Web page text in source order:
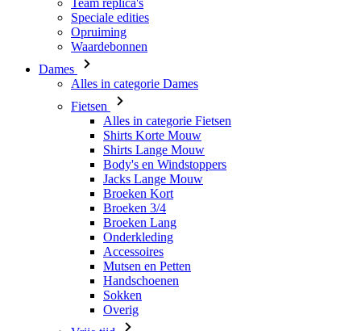
Alles in categorie Dames
Fietsen
Alles in categorie Fietsen
Shirts Lange Mouw
Body's en Windstoppers
Jacks Lange Mouw
Broeken Kort
Broeken 3/4
Broeken Lang
Onderkleding
Accessoires
Mutsen en Petten
Handschoenen
Sokken
Overig
Vrije tijd
Alles in categorie Vrije tijd
T-Shirts
Hoodie
Mutsen en Petten